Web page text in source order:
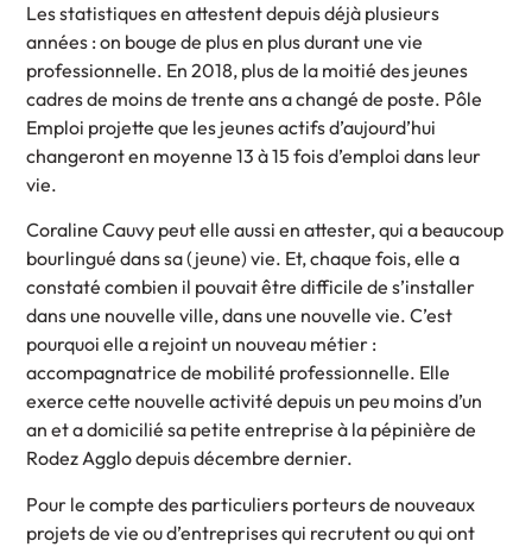
Les statistiques en attestent depuis déjà plusieurs
années : on bouge de plus en plus durant une vie
professionnelle. En 2018, plus de la moitié des jeunes
cadres de moins de trente ans a changé de poste. Pôle
Emploi projette que les jeunes actifs d’aujourd’hui
changeront en moyenne 13 à 15 fois d’emploi dans leur
vie.
Coraline Cauvy peut elle aussi en attester, qui a beaucoup
bourlingué dans sa (jeune) vie. Et, chaque fois, elle a
constaté combien il pouvait être difficile de s’installer
dans une nouvelle ville, dans une nouvelle vie. C’est
pourquoi elle a rejoint un nouveau métier :
accompagnatrice de mobilité professionnelle. Elle
exerce cette nouvelle activité depuis un peu moins d’un
an et a domicilié sa petite entreprise à la pépinière de
Rodez Agglo depuis décembre dernier.
Pour le compte des particuliers porteurs de nouveaux
projets de vie ou d’entreprises qui recrutent ou qui ont